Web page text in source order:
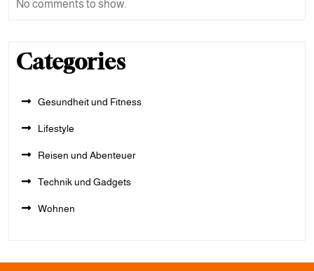
No comments to show.
Categories
Gesundheit und Fitness
Lifestyle
Reisen und Abenteuer
Technik und Gadgets
Wohnen